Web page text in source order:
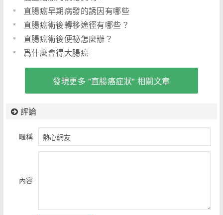
直腸癌早期病發的誘因有哪些
直腸癌術後轉移途徑有哪些？
直腸癌術後便祕怎麼辦？
爲什麼會得大腸癌
發現更多 "直腸癌症狀" 相關文章
評論
暱稱
內容